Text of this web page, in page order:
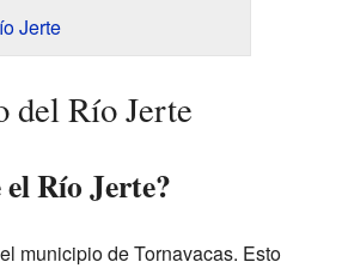
Jerte
del Río Jerte
el Río Jerte?
municipio de Tornavacas. Esto